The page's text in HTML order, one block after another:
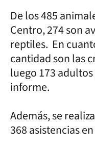
De los 485
Centro, 274 son
reptiles. En
cantidad son las
luego 173
informe.
Además, se
368 asistencias